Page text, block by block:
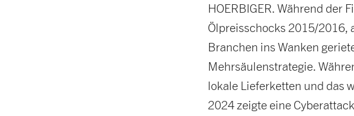
HOERBIGER. Während der
Ölpreisschocks 2015/2016,
Branchen ins Wanken
Mehrsäulenstrategie.
lokale Lieferketten und das
2024 zeigte eine